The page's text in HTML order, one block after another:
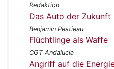
Redaktion
Das Auto der Zukunft
Benjamin Pestieau
Flüchtlinge als Waffe
CGT Andalucía
Angriff auf die